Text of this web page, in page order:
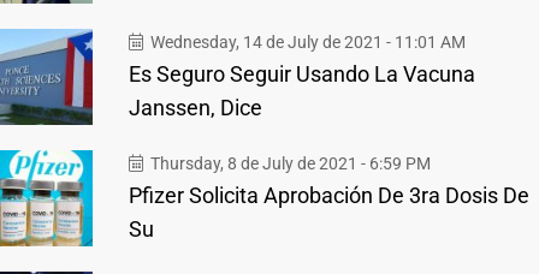
Wednesday, 14 de July de 2021 - 11:01 AM
Es Seguro Seguir Usando La Vacuna
Janssen, Dice
Thursday, 8 de July de 2021 - 6:59 PM
Pfizer Solicita Aprobación De 3ra Dosis De
Su